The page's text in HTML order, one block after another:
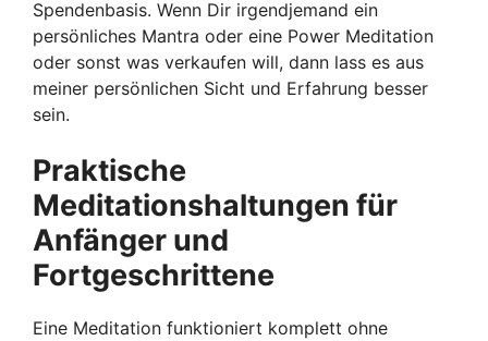
Spendenbasis. Wenn Dir irgendjemand ein
persönliches Mantra oder eine Power Meditation
oder sonst was verkaufen will, dann lass es aus
meiner persönlichen Sicht und Erfahrung besser
sein.
Praktische
Meditationshaltungen für
Anfänger und
Fortgeschrittene
Eine Meditation funktioniert komplett ohne